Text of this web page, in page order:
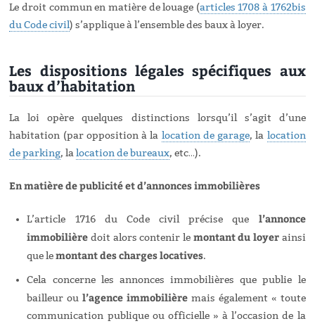
Le droit commun en matière de louage (articles 1708 à 1762bis
du Code civil) s’applique à l’ensemble des baux à loyer.
Les dispositions légales spécifiques aux
baux d’habitation
La loi opère quelques distinctions lorsqu’il s’agit d’une
habitation (par opposition à la location de garage, la location
de parking, lalocation de bureaux, etc…).
En matière de publicité et d’annonces immobilières
L’article 1716 du Code civil précise que l’annonce
immobilièredoit alors contenir le montant du loyerainsi
que lemontant des charges locatives.
Cela concerne les annonces immobilières que publie le
bailleur oul’agence immobilière mais également « toute
communication publique ou officielle » à l’occasion de la